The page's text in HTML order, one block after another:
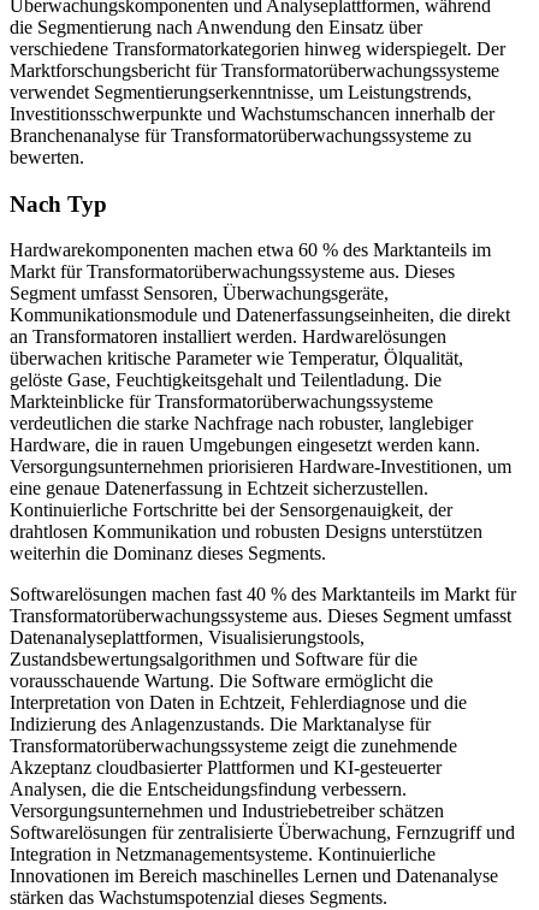
Überwachungskomponenten und Analyseplattformen, während
die Segmentierung nach Anwendung den Einsatz über
verschiedene Transformatorkategorien hinweg widerspiegelt. Der
Marktforschungsbericht für Transformatorüberwachungssysteme
verwendet Segmentierungserkenntnisse, um Leistungstrends,
Investitionsschwerpunkte und Wachstumschancen innerhalb der
Branchenanalyse für Transformatorüberwachungssysteme zu
bewerten.
Nach Typ
Hardwarekomponenten machen etwa 60 % des Marktanteils im
Markt für Transformatorüberwachungssysteme aus. Dieses
Segment umfasst Sensoren, Überwachungsgeräte,
Kommunikationsmodule und Datenerfassungseinheiten, die direkt
an Transformatoren installiert werden. Hardwarelösungen
überwachen kritische Parameter wie Temperatur, Ölqualität,
gelöste Gase, Feuchtigkeitsgehalt und Teilentladung. Die
Markteinblicke für Transformatorüberwachungssysteme
verdeutlichen die starke Nachfrage nach robuster, langlebiger
Hardware, die in rauen Umgebungen eingesetzt werden kann.
Versorgungsunternehmen priorisieren Hardware-Investitionen, um
eine genaue Datenerfassung in Echtzeit sicherzustellen.
Kontinuierliche Fortschritte bei der Sensorgenauigkeit, der
drahtlosen Kommunikation und robusten Designs unterstützen
weiterhin die Dominanz dieses Segments.
Softwarelösungen machen fast 40 % des Marktanteils im Markt für
Transformatorüberwachungssysteme aus. Dieses Segment umfasst
Datenanalyseplattformen, Visualisierungstools,
Zustandsbewertungsalgorithmen und Software für die
vorausschauende Wartung. Die Software ermöglicht die
Interpretation von Daten in Echtzeit, Fehlerdiagnose und die
Indizierung des Anlagenzustands. Die Marktanalyse für
Transformatorüberwachungssysteme zeigt die zunehmende
Akzeptanz cloudbasierter Plattformen und KI-gesteuerter
Analysen, die die Entscheidungsfindung verbessern.
Versorgungsunternehmen und Industriebetreiber schätzen
Softwarelösungen für zentralisierte Überwachung, Fernzugriff und
Integration in Netzmanagementsysteme. Kontinuierliche
Innovationen im Bereich maschinelles Lernen und Datenanalyse
stärken das Wachstumspotenzial dieses Segments.